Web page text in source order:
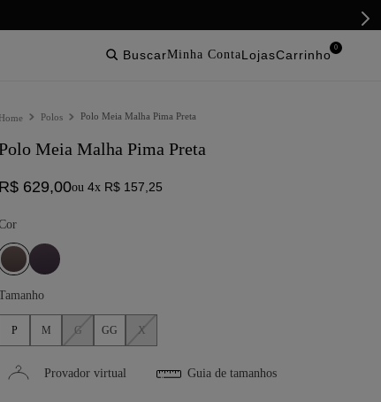
buscar lojas
0
Polos Polo Meia Malha Pima Preta
Meia Malha Pima Preta
R$ 629,00ou 4x R$ 157 25
P M G GG X
Provador virtual Guia de tamanhos